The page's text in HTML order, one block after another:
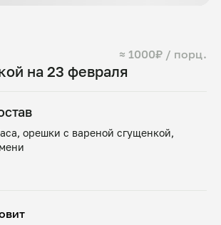
на 23 февраля
≈ 1000₽ / порц.
орешки с вареной сгущенкой,